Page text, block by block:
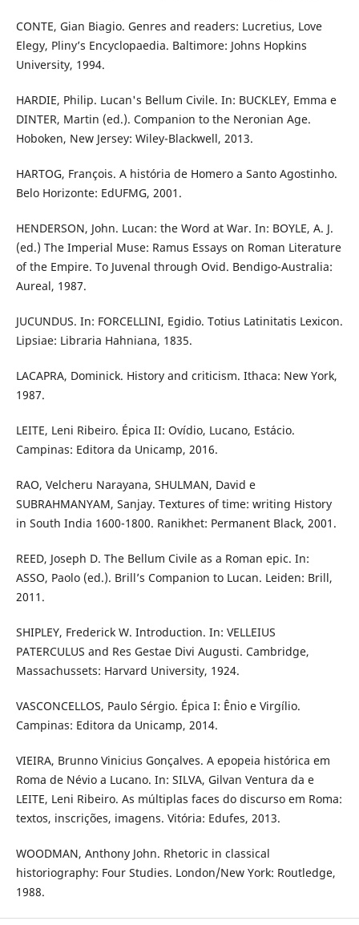
CONTE, Gian Biagio. Genres and readers: Lucretius, Love
Elegy, Pliny’s Encyclopaedia. Baltimore: Johns Hopkins
University, 1994.
HARDIE, Philip. Lucan's Bellum Civile. In: BUCKLEY, Emma e
DINTER, Martin (ed.). Companion to the Neronian Age.
Hoboken, New Jersey: Wiley-Blackwell, 2013.
HARTOG, François. A história de Homero a Santo Agostinho.
Belo Horizonte: EdUFMG, 2001.
HENDERSON, John. Lucan: the Word at War. In: BOYLE, A. J.
(ed.) The Imperial Muse: Ramus Essays on Roman Literature
of the Empire. To Juvenal through Ovid. Bendigo-Australia:
Aureal, 1987.
JUCUNDUS. In: FORCELLINI, Egidio. Totius Latinitatis Lexicon.
Lipsiae: Libraria Hahniana, 1835.
LACAPRA, Dominick. History and criticism. Ithaca: New York,
1987.
LEITE, Leni Ribeiro. Épica II: Ovídio, Lucano, Estácio.
Campinas: Editora da Unicamp, 2016.
RAO, Velcheru Narayana, SHULMAN, David e
SUBRAHMANYAM, Sanjay. Textures of time: writing History
in South India 1600-1800. Ranikhet: Permanent Black, 2001.
REED, Joseph D. The Bellum Civile as a Roman epic. In:
ASSO, Paolo (ed.). Brill’s Companion to Lucan. Leiden: Brill,
2011.
SHIPLEY, Frederick W. Introduction. In: VELLEIUS
PATERCULUS and Res Gestae Divi Augusti. Cambridge,
Massachussets: Harvard University, 1924.
VASCONCELLOS, Paulo Sérgio. Épica I: Ênio e Virgílio.
Campinas: Editora da Unicamp, 2014.
VIEIRA, Brunno Vinicius Gonçalves. A epopeia histórica em
Roma de Névio a Lucano. In: SILVA, Gilvan Ventura da e
LEITE, Leni Ribeiro. As múltiplas faces do discurso em Roma:
textos, inscrições, imagens. Vitória: Edufes, 2013.
WOODMAN, Anthony John. Rhetoric in classical
historiography: Four Studies. London/New York: Routledge,
1988.